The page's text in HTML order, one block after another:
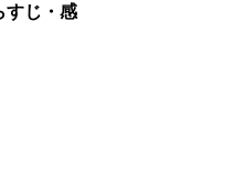
すじ・感